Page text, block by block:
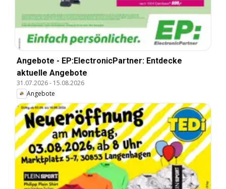
Angebote - EP:ElectronicPartner: Entdecke
aktuelle Angebote
31.07.2026- 15.08.2026
Angebote